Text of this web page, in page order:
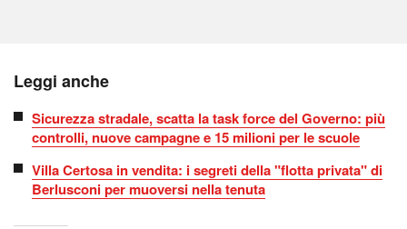
Leggi anche
Sicurezza stradale, scatta la task force del Governo: più
controlli, nuove campagne e 15 milioni per le scuole
Villa Certosa in vendita: i segreti della "flotta privata" di
Berlusconi per muoversi nella tenuta